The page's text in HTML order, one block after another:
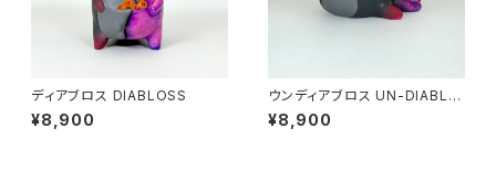
ディアブロス DIABLOSS
¥8,900
ウンディアブロス UN-DIABLO
SS
¥8,900